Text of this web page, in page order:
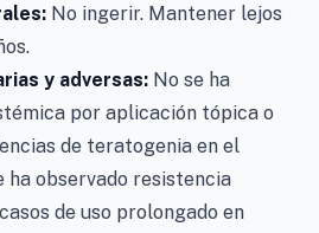
No ingerir. Mantener lejos
y adversas: No se ha
por aplicación tópica o
de teratogenia en el
ha observado resistencia
de uso prolongado en